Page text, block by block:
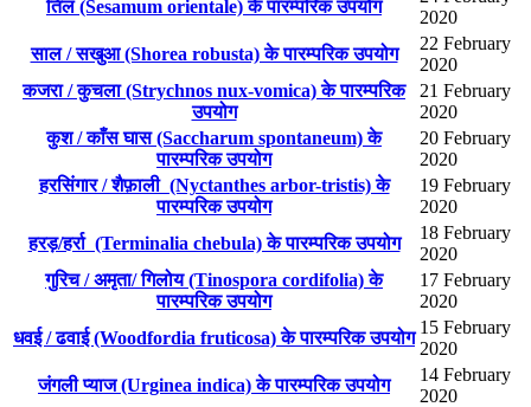
तिल (Sesamum orientale) के पारम्परिक उपयोग
2020
साल / सखुआ (Shorea robusta) के पारम्परिक उपयोग
22 February
2020
कजरा / कुचला (Strychnos nux-vomica) के पारम्परिक
उपयोग
21 February
2020
कुश / काँस घास (Saccharum spontaneum) के
पारम्परिक उपयोग
20 February
2020
हरसिंगार / शैफ़ाली (Nyctanthes arbor-tristis) के
पारम्परिक उपयोग
19 February
2020
हरड़/हर्रा (Terminalia chebula) के पारम्परिक उपयोग
18 February
2020
गुरिच / अमृता/ गिलोय (Tinospora cordifolia) के
पारम्परिक उपयोग
17 February
2020
धवई / ढवाई (Woodfordia fruticosa) के पारम्परिक उपयोग
15 February
2020
जंगली प्याज (Urginea indica) के पारम्परिक उपयोग
14 February
2020